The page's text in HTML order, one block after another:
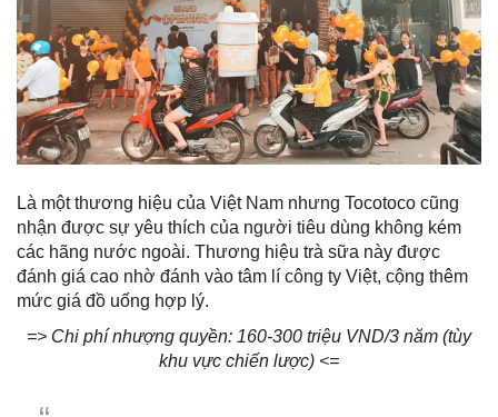
Là một thương hiệu của Việt Nam nhưng Tocotoco cũng
nhận được sự yêu thích của người tiêu dùng không kém
các hãng nước ngoài. Thương hiệu trà sữa này được
đánh giá cao nhờ đánh vào tâm lí công ty Việt, cộng thêm
mức giá đồ uống hợp lý.
=> Chi phí nhượng quyền: 160-300 triệu VND/3 năm (tùy
khu vực chiến lược) <=